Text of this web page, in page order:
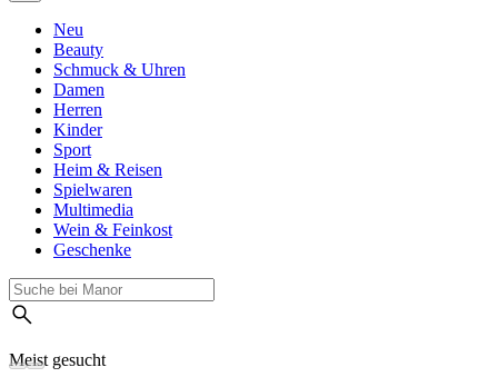
Neu
Beauty
Schmuck & Uhren
Damen
Herren
Kinder
Sport
Heim & Reisen
Spielwaren
Multimedia
Wein & Feinkost
Geschenke
Meist gesucht